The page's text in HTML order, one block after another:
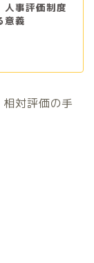
人事評価制度
意義
対評価の手